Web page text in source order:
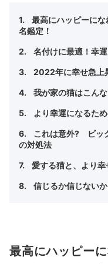
最高にハッピーに
名鑑定！
名付けに最適！幸
2022年に幸せ急上
我が家の猫はこん
より幸運になるた
これは意外? ビッ
の対処法
愛する猫と、より
信じるか信じない
最高にハッピー